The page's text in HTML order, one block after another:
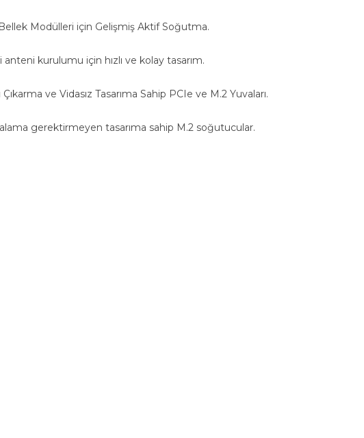
Bellek Modülleri için Gelişmiş Aktif Soğutma.
anteni kurulumu için hızlı ve kolay tasarım.
Çıkarma ve Vidasız Tasarıma Sahip PCIe ve M.2 Yuvaları.
gerektirmeyen tasarıma sahip M.2 soğutucular.